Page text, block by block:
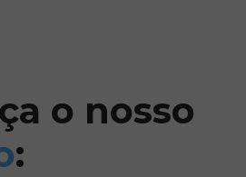
o nosso
: